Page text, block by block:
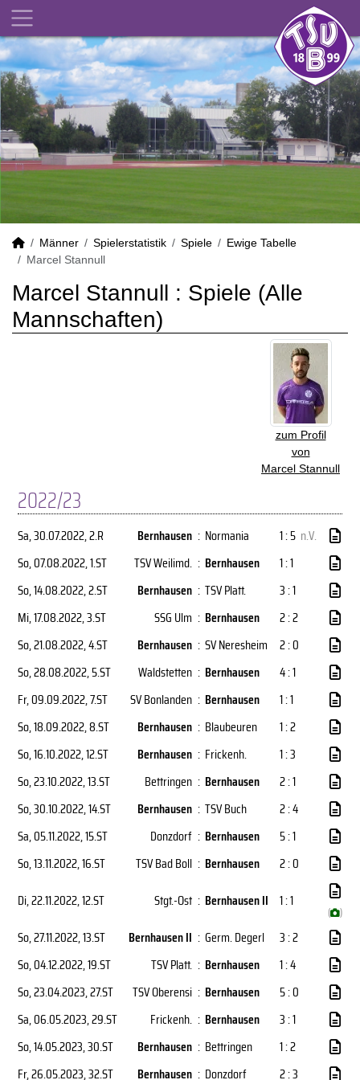
Männer Spielerstatistik Spiele
Ewige Tabelle
Marcel Stannull
Marcel Stannull : Spiele (Alle
Mannschaften)
zum Profil
von
Marcel Stannull
2022/23
Sa, 30.07.2022, 2.R Bernhausen : Normania 1 : 5 n.V.
So, 07.08.2022, 1.ST TSV Weilimd. : Bernhausen
1 : 1
So, 14.08.2022, 2.ST Bernhausen : TSV Platt.
3 : 1
Mi, 17.08.2022, 3.ST SSG Ulm : Bernhausen
2 : 2
So, 21.08.2022, 4.ST Bernhausen : SV Neresheim
2 : 0
So, 28.08.2022, 5.ST Waldstetten : Bernhausen
4 : 1
Fr, 09.09.2022, 7.ST SV Bonlanden : Bernhausen
1 : 1
So, 18.09.2022, 8.ST Bernhausen : Blaubeuren
1 : 2
So, 16.10.2022, 12.ST Bernhausen : Frickenh.
1 : 3
So, 23.10.2022, 13.ST Bettringen : Bernhausen
2 : 1
So, 30.10.2022, 14.ST Bernhausen : TSV Buch
2 : 4
Sa, 05.11.2022, 15.ST Donzdorf : Bernhausen
5 : 1
So, 13.11.2022, 16.ST TSV Bad Boll : Bernhausen
2 : 0
Di, 22.11.2022, 12.ST Stgt.-Ost : Bernhausen II 1 : 1
( )
So, 27.11.2022, 13.ST Bernhausen II : Germ. Degerl
3 : 2
So, 04.12.2022, 19.ST TSV Platt. : Bernhausen
1 : 4
So, 23.04.2023, 27.ST TSV Oberensi : Bernhausen
5 : 0
Sa, 06.05.2023, 29.ST Frickenh. : Bernhausen
3 : 1
So, 14.05.2023, 30.ST Bernhausen : Bettringen
1 : 2
Fr, 26.05.2023, 32.ST Bernhausen : Donzdorf 2 : 3